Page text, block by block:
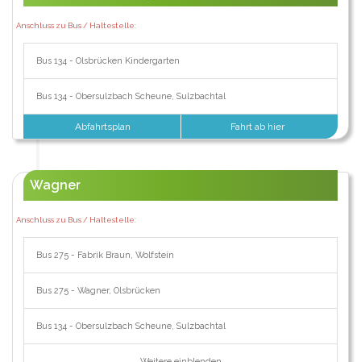
Anschluss zu Bus / Haltestelle:
Bus 134 - Olsbrücken Kindergarten
Bus 134 - Obersulzbach Scheune, Sulzbachtal
Abfahrtsplan Fahrt ab hier
Wagner
Anschluss zu Bus / Haltestelle:
Bus 275 - Fabrik Braun, Wolfstein
Bus 275 - Wagner, Olsbrücken
Bus 134 - Obersulzbach Scheune, Sulzbachtal